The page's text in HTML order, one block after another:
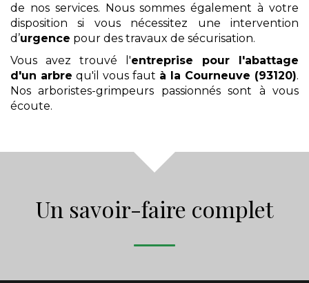
de nos services. Nous sommes également à votre
disposition si vous nécessitez une intervention
d’urgence pour des travaux de sécurisation.
Vous avez trouvé l'entreprise pour l'abattage
d'un arbre qu'il vous faut à la Courneuve (93120).
Nos arboristes-grimpeurs passionnés sont à vous
écoute.
Un savoir-faire complet